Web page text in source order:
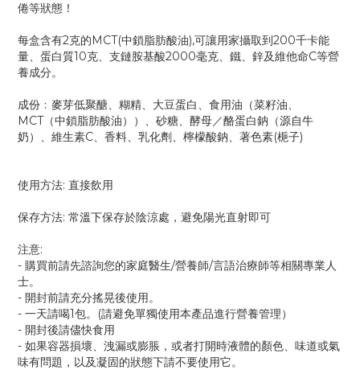
倦等狀態！
每盒含有2克的MCT(中鎖脂肪酸油),可讓用家攝取到200千卡能
量、蛋白質10克、支鏈胺基酸2000毫克、鐵、鋅及維他命C等營
養成分。
成份﹕麥芽低聚醣、糊精、大豆蛋白、食用油（菜籽油、
MCT（中鎖脂肪酸油））、砂糖、酵母／酪蛋白鈉（源自牛
奶）、維生素C、香料、乳化劑、檸檬酸鈉、著色素(梔子)
使用方法: 直接飲用
保存方法: 常溫下保存於陰涼處，避免陽光直射即可
注意:
- 購買前請先諮詢您的家庭醫生/營養師/言語治療師等相關專業人
士。
- 開封前請充分搖晃後使用。
- 一天請喝1包。(請避免單獨使用本產品進行營養管理）
- 開封後請儘快食用
- 如果容器損壞、洩漏或膨脹，或者打開時液體的顏色、味道或氣
味有問題，以及凝固的狀態下請不要使用它。